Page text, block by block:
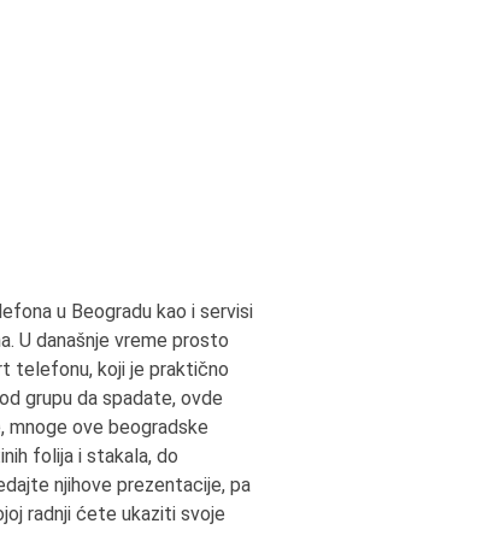
u Beogradu kao i servisi
U današnje vreme prosto
telefonu, koji je praktično
grupu da spadate, ovde
mnoge ove beogradske
folija i stakala, do
njihove prezentacije, pa
radnji ćete ukaziti svoje